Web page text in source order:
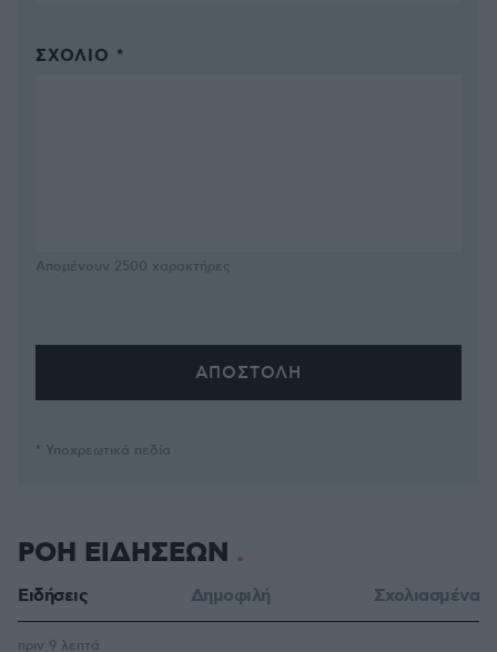
ΣΧΌΛΙΟ *
Απομένουν 2500 χαρακτήρες
* Υποχρεωτικά πεδία
ΡΟΗ ΕΙΔΗΣΕΩΝ
Ειδήσεις Δημοφιλή Σχολιασμένα
πριν 9 λεπτά